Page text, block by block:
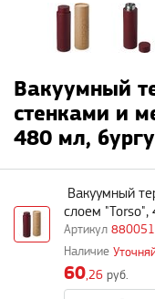
Вакуумный
стенками и
480 мл,
880051
Вакуумный
слоем "Torso",
60,26 руб.